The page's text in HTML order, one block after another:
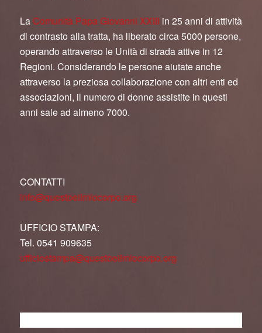
La Comunità Papa Giovanni XXIII in 25 anni di attività
di contrasto alla tratta, ha liberato circa 5000 persone,
operando attraverso le Unità di strada attive in 12
Regioni. Considerando le persone aiutate anche
attraverso la preziosa collaborazione con altri enti ed
associazioni, il numero di donne assistite in questi
anni sale ad almeno 7000.
CONTATTI
info@questoeilmiocorpo.org
UFFICIO STAMPA:
Tel. 0541 909635
ufficiostampa@questoeilmiocorpo.org